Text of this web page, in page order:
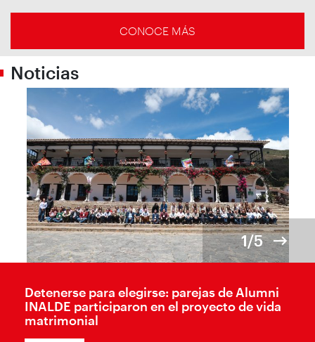
CONOCE MÁS
Noticias
1/5
Detenerse para elegirse: parejas de Alumni
INALDE participaron en el proyecto de vida
matrimonial